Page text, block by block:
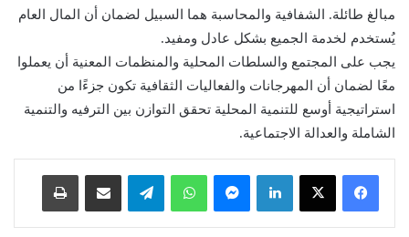
مبالغ طائلة. الشفافية والمحاسبة هما السبيل لضمان أن المال العام
يُستخدم لخدمة الجميع بشكل عادل ومفيد.
يجب على المجتمع والسلطات المحلية والمنظمات المعنية أن يعملوا
معًا لضمان أن المهرجانات والفعاليات الثقافية تكون جزءًا من
استراتيجية أوسع للتنمية المحلية تحقق التوازن بين الترفيه والتنمية
الشاملة والعدالة الاجتماعية.
لينكدإن ماسنجر واتساب تيلقرام مشاركة عبر البريد طباعة